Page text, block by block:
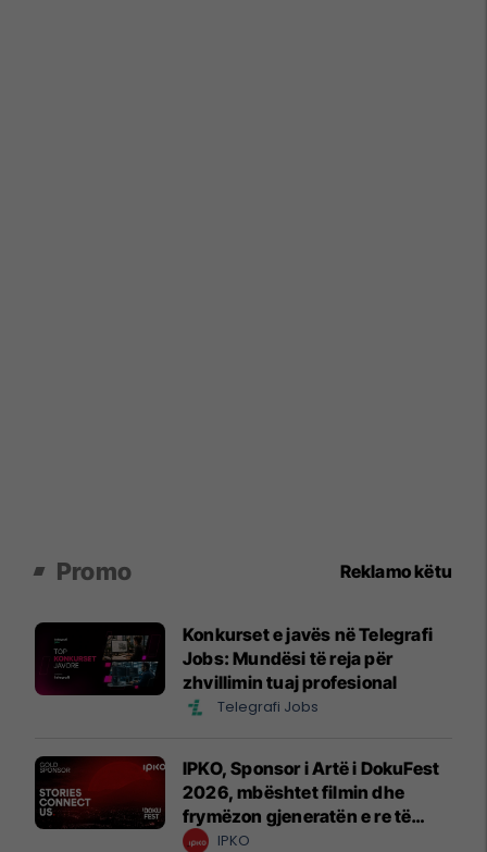
Promo Reklamo këtu
Konkurset e javës në Telegrafi
Jobs: Mundësi të reja për
zhvillimin tuaj profesional
Telegrafi Jobs
IPKO, Sponsor i Artë i DokuFest
2026, mbështet filmin dhe
frymëzon gjeneratën e re të
krijuesve
IPKO